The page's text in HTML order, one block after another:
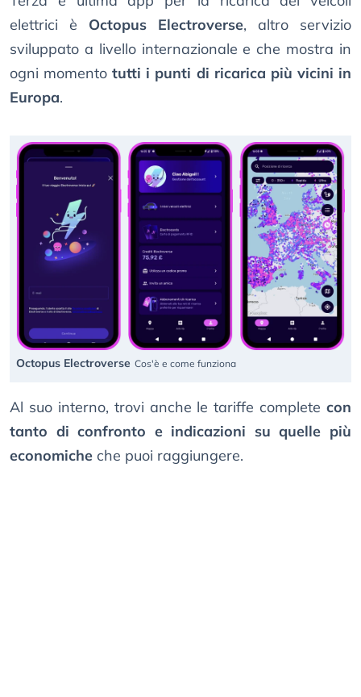
elettrici è Octopus Electroverse, altro servizio
sviluppato a livello internazionale e che mostra in
ogni momentotutti i punti di ricarica più vicini in
Europa.
Octopus Electroverse Cos'è e come funziona
Al suo interno, trovi anche le tariffe complete con
tanto di confronto e indicazioni su quelle più
economiche che puoi raggiungere.